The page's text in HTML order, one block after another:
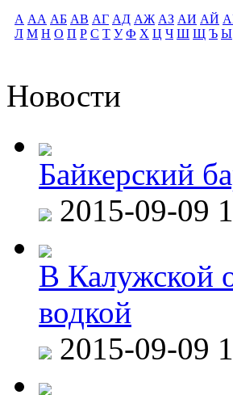
А АА АБ АВ АГ АД АЖ АЗ АИ АЙ
Л М Н О П Р С Т У Ф Х Ц Ч Ш Щ Ъ Ы
Новости
Байкерский
2015-09-09
В Калужской
водкой
2015-09-09